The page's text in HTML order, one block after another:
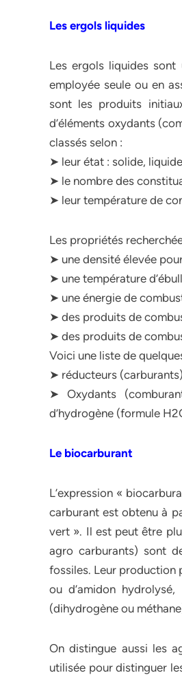
Les ergols liquides
Les ergols liquides sont
employée seule ou en
sont les produits
d’éléments oxydants
classés selon :
➤ leur état : solide,
➤ le nombre des
➤ leur température de
Les propriétés
➤ une densité élevée
➤ une température
➤ une énergie de
➤ des produits de
➤ des produits de
Voici une liste de
➤ réducteurs
➤ Oxydants
d’hydrogène (formule
Le biocarburant
L’expression «
carburant est obtenu à
vert ». Il est peut être
agro carburants) sont
fossiles. Leur production
ou d’amidon
(dihydrogène ou
On distingue aussi les
utilisée pour distinguer